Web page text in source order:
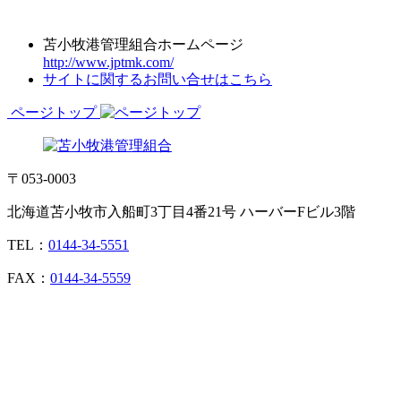
苫小牧港管理組合ホームページ
http://www.jptmk.com/
サイトに関するお問い合せはこちら
ページトップ
〒053-0003
北海道苫小牧市入船町3丁目4番21号 ハーバーFビル3階
TEL： 0144-34-5551
FAX： 0144-34-5559